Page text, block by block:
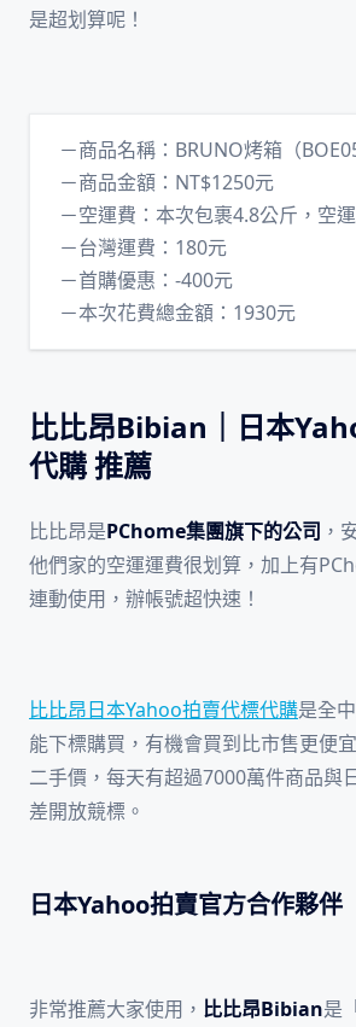
是超划算呢！
－商品名稱：BRUNO烤箱（
－商品金額：NT$1250元
－空運費：本次包裹4.8公斤，空
－台灣運費：180元
－首購優惠：-400元
－本次花費總金額：1930元
比比昂Bibian｜日本
代購 推薦
比比昂是PChome集團旗下的公司 ，
他們家的空運運費很划算，加上有
連動使用，辦帳號超快速！
比比昂日本Yahoo拍賣代標代購是全
能下標購買，有機會買到比市售更便
二手價，每天有超過7000萬件商品與
差開放競標。
日本Yahoo拍賣官方合作夥伴
非常推薦大家使用， 比比昂Bibian是